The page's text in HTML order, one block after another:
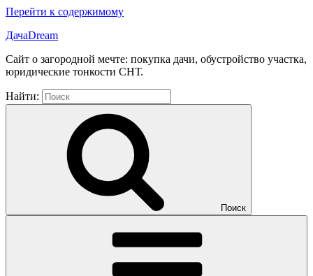
Перейти к содержимому
ДачаDream
Сайт о загородной мечте: покупка дачи, обустройство участка,
юридические тонкости СНТ.
Найти:
Поиск